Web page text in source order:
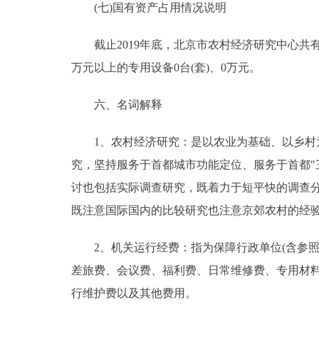
(七)国有资产占用情况说明
截止2019年底，北京市农村经济研究中心共有
万元以上的专用设备0台(套)、0万元。
六、名词解释
1、农村经济研究：是以农业为基础、以乡村
究，坚持服务于首都城市功能定位、服务于首
讨也包括实际调查研究，既着力于短平快的调查
既注意国际国内的比较研究也注意京郊农村的
2、机关运行经费：指为保障行政单位(含参照
差旅费、会议费、福利费、日常维修费、专用材
行维护费以及其他费用。